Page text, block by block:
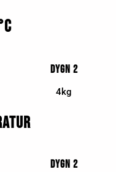
Dygn 2
4kg
Dygn 2